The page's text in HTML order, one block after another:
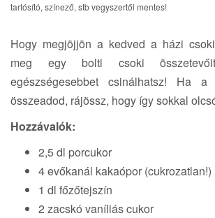
tartósító, színező, stb vegyszertől mentes!
Hogy megjöjjön a kedved a házi
meg egy bolti csoki
egészségesebbet csinálhatsz! Ha a
összeadod, rájössz, hogy így sokkal
Hozzávalók:
2,5 dl porcukor
4 evőkanál kakaópor (cukrozatlan!)
1 dl főzőtejszín
2 zacskó vaníliás cukor